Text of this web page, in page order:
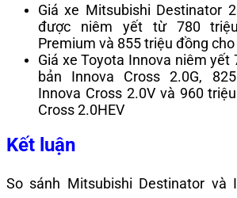
Giá xe Mitsubishi Destinator
được niêm yết từ 780
Premium và 855 triệu đồng
Giá xe Toyota Innova niêm yết
bản Innova Cross 2.0G,
Innova Cross 2.0V và 960
Cross 2.0HEV
Kết luận
So sánh Mitsubishi Destinator và